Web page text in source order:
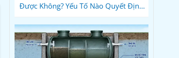
Được Không? Yếu Tố Nào Quyết Định